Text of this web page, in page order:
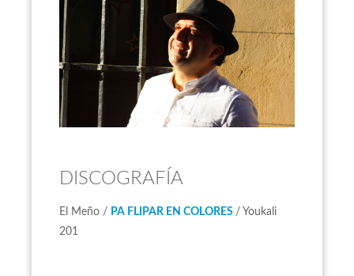
DISCOGRAFÍA
El Meño / PA FLIPAR EN COLORES / Youkali
201